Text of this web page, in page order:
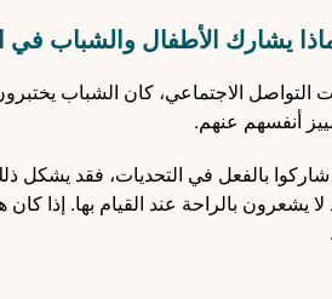
يشارك الأطفال والشباب في
الاجتماعي، كان الشباب
أنفسهم عنهم.
شاركوا بالفعل في التحديات، فقد يشكل
يشعرون بالراحة عند القيام بها. إذا كان